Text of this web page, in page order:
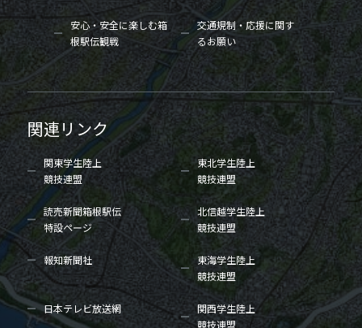
安心・安全に楽しむ箱
根駅伝観戦
交通規制・応援に関す
るお願い
関連リンク
関東学生陸上
競技連盟
東北学生陸上
競技連盟
読売新聞箱根駅伝
特設ページ
北信越学生陸上
競技連盟
報知新聞社
東海学生陸上
競技連盟
日本テレビ放送網
関西学生陸上
競技連盟